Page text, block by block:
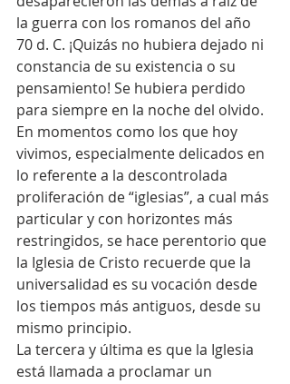
la guerra con los romanos del año
70 d. C. ¡Quizás no hubiera dejado ni
constancia de su existencia o su
pensamiento! Se hubiera perdido
para siempre en la noche del olvido.
En momentos como los que hoy
vivimos, especialmente delicados en
lo referente a la descontrolada
proliferación de “iglesias”, a cual más
particular y con horizontes más
restringidos, se hace perentorio que
la Iglesia de Cristo recuerde que la
universalidad es su vocación desde
los tiempos más antiguos, desde su
mismo principio.
La tercera y última es que la Iglesia
está llamada a proclamar un